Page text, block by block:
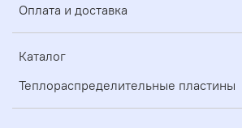
Оплата и доставка
Каталог
Теплораспределительные пластины